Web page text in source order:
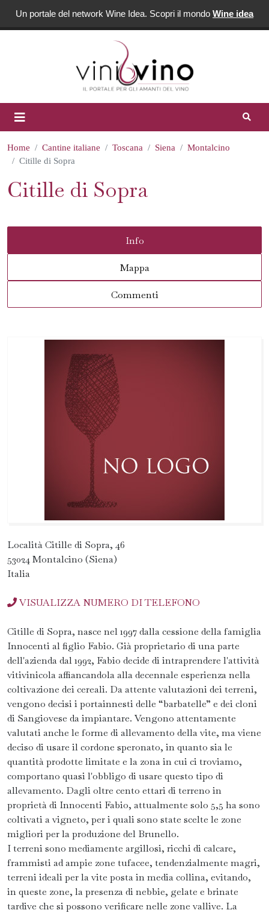
Un portale del network Wine Idea. Scopri il mondo Wine idea
Home Cantine italiane Toscana Siena
Montalcino
Citille di Sopra
Citille di Sopra
Info
Mappa
Commenti
Località Citille di Sopra, 46
53024 Montalcino (Siena)
Italia
VISUALIZZA NUMERO DI TELEFONO
Citille di Sopra, nasce nel 1997 dalla cessione della famiglia
Innocenti al figlio Fabio. Già proprietario di una parte
dell'azienda dal 1992, Fabio decide di intraprendere l'attività
vitivinicola affiancandola alla decennale esperienza nella
coltivazione dei cereali. Da attente valutazioni dei terreni,
vengono decisi i portainnesti delle “barbatelle” e dei cloni
di Sangiovese da impiantare. Vengono attentamente
valutati anche le forme di allevamento della vite, ma viene
deciso di usare il cordone speronato, in quanto sia le
quantità prodotte limitate e la zona in cui ci troviamo,
comportano quasi l'obbligo di usare questo tipo di
allevamento. Dagli oltre cento ettari di terreno in
proprietà di Innocenti Fabio, attualmente solo 5,5 ha sono
coltivati a vigneto, per i quali sono state scelte le zone
migliori per la produzione del Brunello.
I terreni sono mediamente argillosi, ricchi di calcare,
frammisti ad ampie zone tufacee, tendenzialmente magri,
terreni ideali per la vite posta in media collina, evitando,
in queste zone, la presenza di nebbie, gelate e brinate
tardive che si possono verificare nelle zone vallive. La